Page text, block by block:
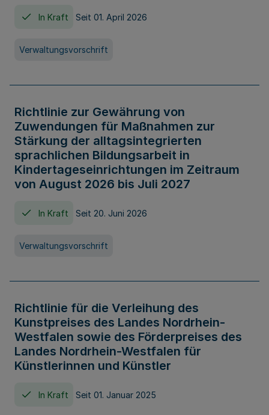
In Kraft Seit 01. April 2026
Verwaltungsvorschrift
Richtlinie zur Gewährung von
Zuwendungen für Maßnahmen zur
Stärkung der alltagsintegrierten
sprachlichen Bildungsarbeit in
Kindertageseinrichtungen im Zeitraum
von August 2026 bis Juli 2027
In Kraft Seit 20. Juni 2026
Verwaltungsvorschrift
Richtlinie für die Verleihung des
Kunstpreises des Landes Nordrhein-
Westfalen sowie des Förderpreises des
Landes Nordrhein-Westfalen für
Künstlerinnen und Künstler
In Kraft Seit 01. Januar 2025